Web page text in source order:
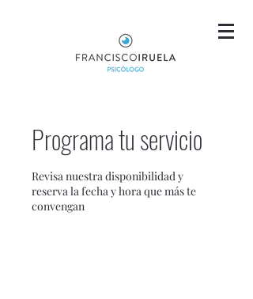
Programa tu servicio
Revisa nuestra disponibilidad y
reserva la fecha y hora que más te
convengan